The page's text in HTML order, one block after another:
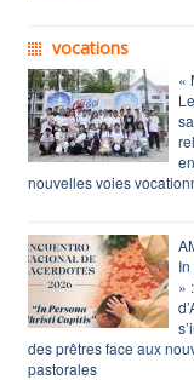
vocations
«
nouvelles voies
»
des prêtres face aux
pastorales